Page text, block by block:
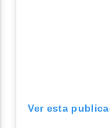
Ver esta